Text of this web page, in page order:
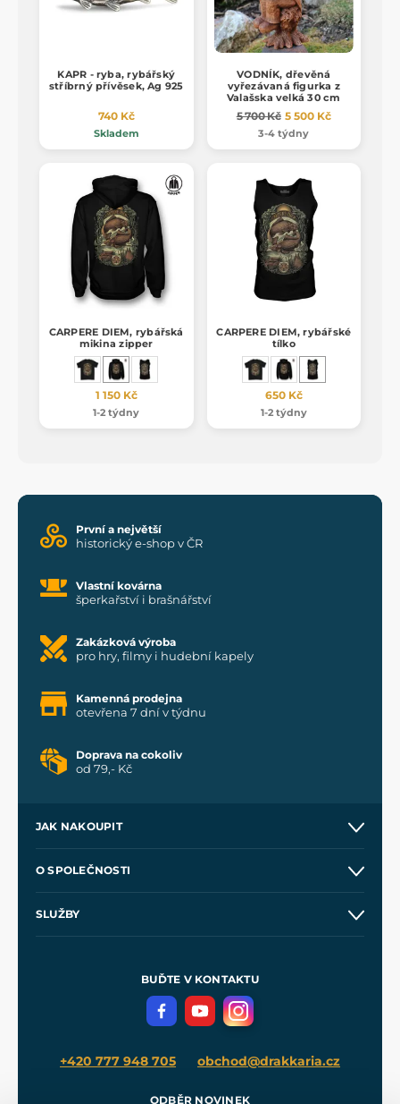
KAPR - ryba, rybářský
stříbrný přívěsek, Ag 925
740 Kč
Skladem
VODNÍK, dřevěná
vyřezávaná figurka z
Valašska velká 30 cm
5 700 Kč 5 500 Kč
3-4 týdny
CARPERE DIEM, rybářská
mikina zipper
1 150 Kč
1-2 týdny
CARPERE DIEM, rybářské
tílko
650 Kč
1-2 týdny
První a největší
historický e-shop v ČR
Vlastní kovárna
šperkařství i brašnářství
Zakázková výroba
pro hry, filmy i hudební kapely
Kamenná prodejna
otevřena 7 dní v týdnu
Doprava na cokoliv
od 79,- Kč
JAK NAKOUPIT
Velkoobchod
O SPOLEČNOSTI
SLUŽBY
Meče pro Kingdom Come
BUĎTE V KONTAKTU
+420 777 948 705 obchod@drakkaria.cz
ODBĚR NOVINEK